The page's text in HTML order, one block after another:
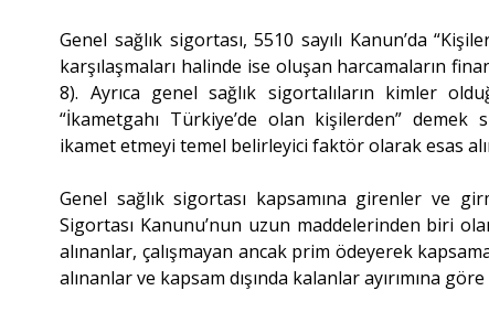
Genel sağlık sigortası, 5510 sayılı Kanun’da
karşılaşmaları halinde ise oluşan harcamaların
8). Ayrıca genel sağlık sigortalıların kimler
“İkametgahı Türkiye’de olan kişilerden” demek
ikamet etmeyi temel belirleyici faktör olarak esas
Genel sağlık sigortası kapsamına girenler ve
Sigortası Kanunu’nun uzun maddelerinden biri
alınanlar, çalışmayan ancak prim ödeyerek
alınanlar ve kapsam dışında kalanlar ayırımına